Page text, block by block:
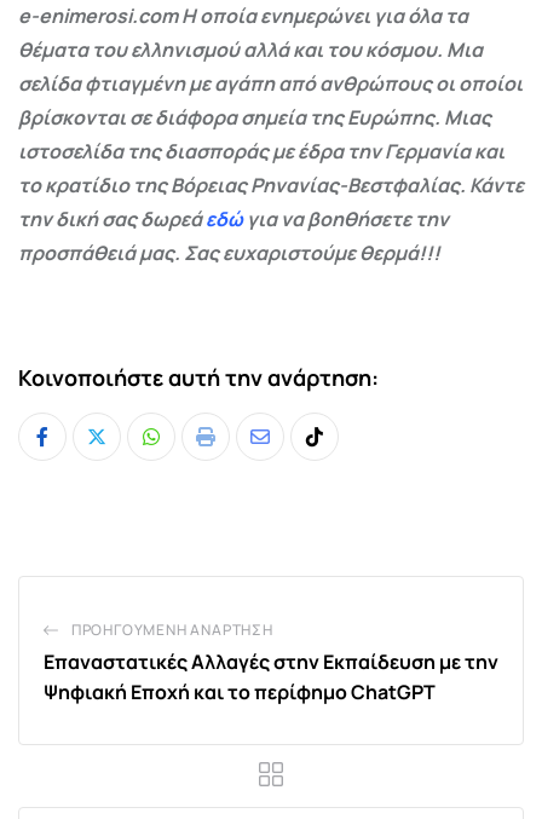
e-enimerosi.com Η οποία ενημερώνει για όλα τα
θέματα του ελληνισμού αλλά και του κόσμου. Μια
σελίδα φτιαγμένη με αγάπη από ανθρώπους οι οποίοι
βρίσκονται σε διάφορα σημεία της Ευρώπης. Μιας
ιστοσελίδα της διασποράς με έδρα την Γερμανία και
το κρατίδιο της Βόρειας Ρηνανίας-Βεστφαλίας. Κάντε
την δική σας δωρεάεδώγια να βοηθήσετε την
προσπάθειά μας. Σας ευχαριστούμε θερμά!!!
Κοινοποιήστε αυτή την ανάρτηση:
Whatsapp
Print
ShareTiktok
ΠΡΟΗΓΟΎΜΕΝΗ ΑΝΆΡΤΗΣΗ
Επαναστατικές Αλλαγές στην Εκπαίδευση με την
Ψηφιακή Εποχή και το περίφημο ChatGPT